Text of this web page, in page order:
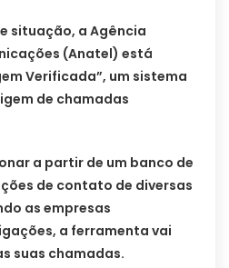
situação, a Agência
(Anatel) está
Verificada”, um sistema
de chamadas
a partir de um banco de
de contato de diversas
as empresas
a ferramenta vai
suas chamadas.